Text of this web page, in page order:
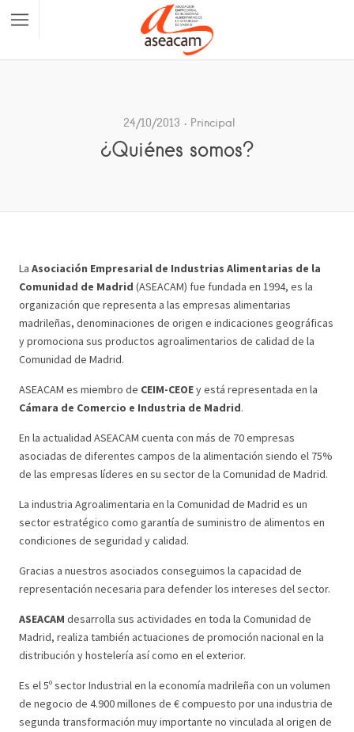
24/10/2013 Principal
¿Quiénes somos?
La Asociación Empresarial de Industrias Alimentarias de la
Comunidad de Madrid (ASEACAM) fue fundada en 1994, es la
organización que representa a las empresas alimentarias
madrileñas, denominaciones de origen e indicaciones geográficas
y promociona sus productos agroalimentarios de calidad de la
Comunidad de Madrid.
ASEACAM es miembro de CEIM-CEOEy está representada en la
Cámara de Comercio e Industria de Madrid.
En la actualidad ASEACAM cuenta con más de 70 empresas
asociadas de diferentes campos de la alimentación siendo el 75%
de las empresas líderes en su sector de la Comunidad de Madrid.
La industria Agroalimentaria en la Comunidad de Madrid es un
sector estratégico como garantía de suministro de alimentos en
condiciones de seguridad y calidad.
Gracias a nuestros asociados conseguimos la capacidad de
representación necesaria para defender los intereses del sector.
ASEACAM desarrolla sus actividades en toda la Comunidad de
Madrid, realiza también actuaciones de promoción nacional en la
distribución y hostelería así como en el exterior.
Es el 5º sector Industrial en la economía madrileña con un volumen
de negocio de 4.900 millones de € compuesto por una industria de
segunda transformación muy importante no vinculada al origen de